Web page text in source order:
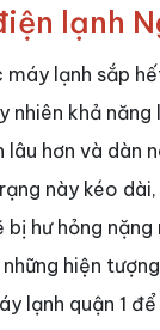
lạnh
máy lạnh sắp
nhiên khả năng
lâu hơn và dàn
này kéo
bị hư hỏng
những hiện
lạnh quận 1